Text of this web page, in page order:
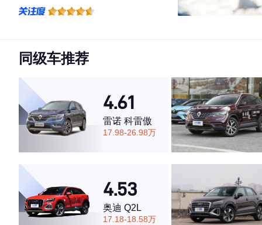
·空间表现较为优秀，优于64%同级车
同级车推荐
4.61
雷诺 科雷傲
17.98-26.98万
4.53
奥迪 Q2L
17.18-18.58万